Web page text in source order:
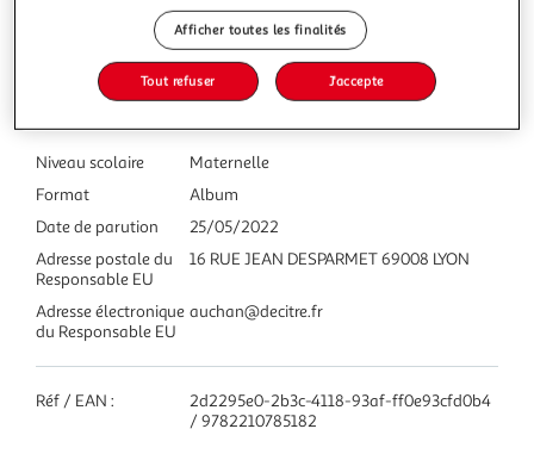
Caractéristiques
Niveau scolaire
Maternelle
Format
Album
Date de parution
25/05/2022
Adresse postale du
Responsable EU
16 RUE JEAN DESPARMET 69008 LYON
Adresse électronique
du Responsable EU
auchan@decitre.fr
Réf / EAN :
2d2295e0-2b3c-4118-93af-ff0e93cfd0b4
/ 9782210785182
Afficher toutes les finalités
Tout refuser J'accepte